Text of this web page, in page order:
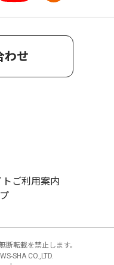
わせ
トご利用案内
断転載を禁止します。
SHA CO.,LTD.